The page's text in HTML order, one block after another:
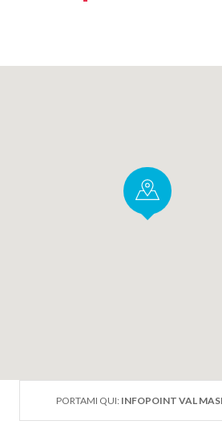
PORTAMI QUI: INFOPOINT VAL